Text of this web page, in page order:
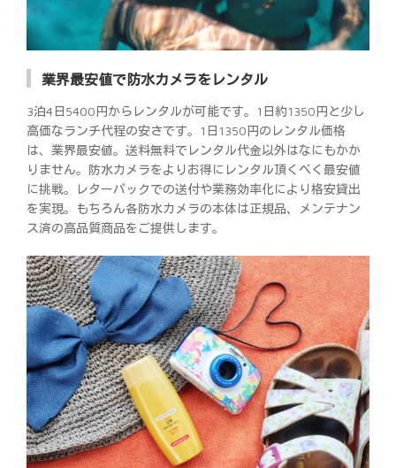
業界最安値で防水カメラをレンタル
3泊4日5400円からレンタルが可能です。1日約1350円と少し
高価なランチ代程の安さです。1日1350円のレンタル価格
は、業界最安値。送料無料でレンタル代金以外はなにもかか
りません。防水カメラをよりお得にレンタル頂くべく最安値
に挑戦。レターパックでの送付や業務効率化により格安貸出
を実現。もちろん各防水カメラの本体は正規品、メンテナン
ス済の高品質商品をご提供します。